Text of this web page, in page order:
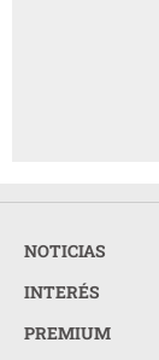
NOTICIAS
INTERÉS
PREMIUM